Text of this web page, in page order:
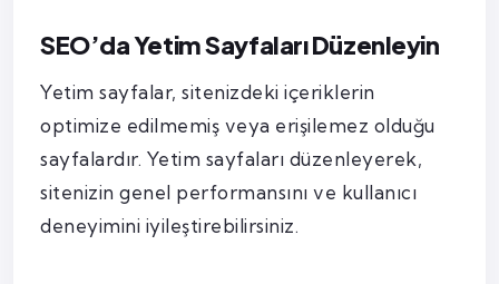
SEO’da Yetim Sayfaları Düzenleyin
Yetim sayfalar, sitenizdeki içeriklerin
optimize edilmemiş veya erişilemez olduğu
sayfalardır. Yetim sayfaları düzenleyerek,
sitenizin genel performansını ve kullanıcı
deneyimini iyileştirebilirsiniz.